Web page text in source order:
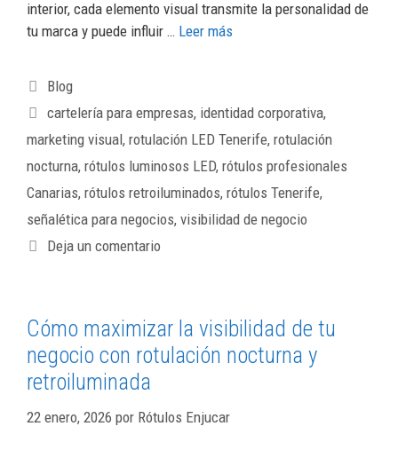
interior, cada elemento visual transmite la personalidad de
tu marca y puede influir … Leer más
Blog
cartelería para empresas, identidad corporativa,
marketing visual, rotulación LED Tenerife, rotulación
nocturna, rótulos luminosos LED, rótulos profesionales
Canarias, rótulos retroiluminados, rótulos Tenerife,
señalética para negocios, visibilidad de negocio
Deja un comentario
Cómo maximizar la visibilidad de tu
negocio con rotulación nocturna y
retroiluminada
22 enero, 2026 por Rótulos Enjucar